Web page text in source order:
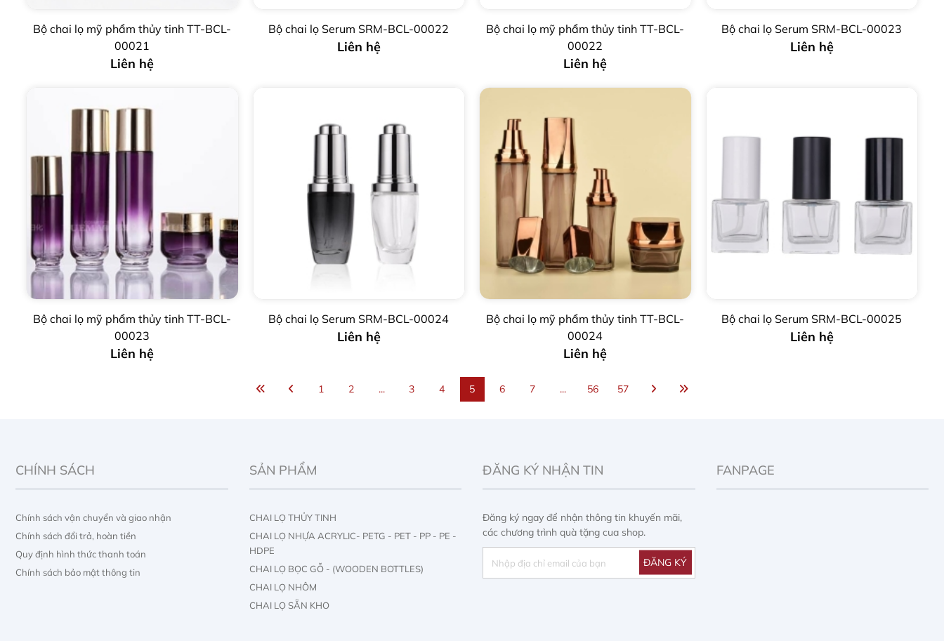
Bộ chai lọ mỹ phẩm thủy tinh TT-BCL-
00021
Liên hệ
Bộ chai lọ Serum SRM-BCL-00022
Liên hệ
Bộ chai lọ mỹ phẩm thủy tinh TT-BCL-
00022
Liên hệ
Bộ chai lọ Serum SRM-BCL-00023
Liên hệ
Bộ chai lọ mỹ phẩm thủy tinh TT-BCL-
00023
Liên hệ
Bộ chai lọ Serum SRM-BCL-00024
Liên hệ
Bộ chai lọ mỹ phẩm thủy tinh TT-BCL-
00024
Liên hệ
Bộ chai lọ Serum SRM-BCL-00025
Liên hệ
1 2 ... 3 4 5 6 7 ... 56 57
CHÍNH SÁCH
Chính sách vận chuyển và giao nhận
Chính sách đổi trả, hoàn tiền
Quy định hình thức thanh toán
Chính sách bảo mật thông tin
SẢN PHẨM
CHAI LỌ THỦY TINH
CHAI LỌ NHỰA ACRYLIC- PETG - PET - PP - PE -
HDPE
CHAI LỌ BỌC GỖ - (WOODEN BOTTLES)
CHAI LỌ NHÔM
CHAI LỌ SẴN KHO
ĐĂNG KÝ NHẬN TIN
Đăng ký ngay để nhận thông tin khuyến mãi,
các chương trình quà tặng cua shop.
FANPAGE